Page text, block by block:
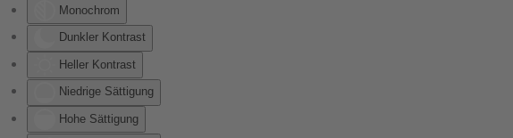
Monochrom
Dunkler Kontrast
Heller Kontrast
Niedrige Sättigung
Hohe Sättigung